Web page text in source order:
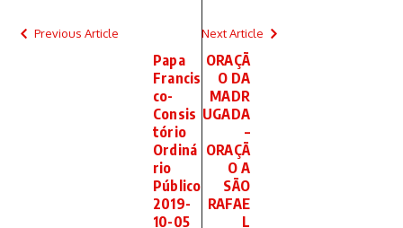
Previous Article
Papa
Francis
co-
Consis
tório
Ordiná
rio
Público
2019-
10-05
Next Article
ORAÇÃ
O DA
MADR
UGADA
–
ORAÇÃ
O A
SÃO
RAFAE
L